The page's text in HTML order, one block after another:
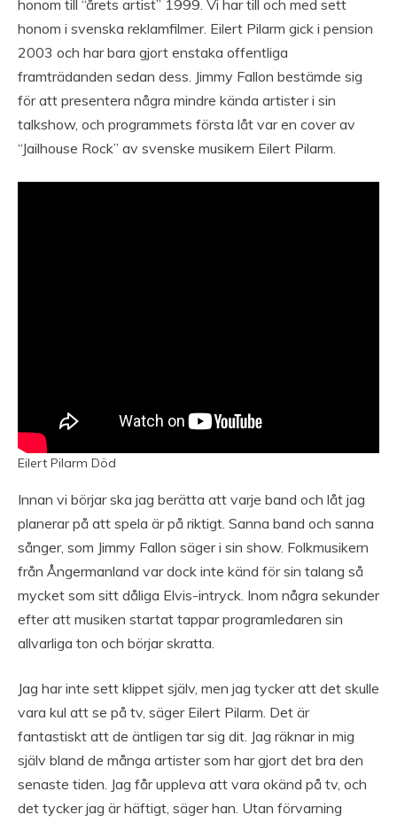
honom till “årets artist” 1999. Vi har till och med sett
honom i svenska reklamfilmer. Eilert Pilarm gick i pension
2003 och har bara gjort enstaka offentliga
framträdanden sedan dess. Jimmy Fallon bestämde sig
för att presentera några mindre kända artister i sin
talkshow, och programmets första låt var en cover av
“Jailhouse Rock” av svenske musikern Eilert Pilarm.
Eilert Pilarm Död
Innan vi börjar ska jag berätta att varje band och låt jag
planerar på att spela är på riktigt. Sanna band och sanna
sånger, som Jimmy Fallon säger i sin show. Folkmusikern
från Ångermanland var dock inte känd för sin talang så
mycket som sitt dåliga Elvis-intryck. Inom några sekunder
efter att musiken startat tappar programledaren sin
allvarliga ton och börjar skratta.
Jag har inte sett klippet själv, men jag tycker att det skulle
vara kul att se på tv, säger Eilert Pilarm. Det är
fantastiskt att de äntligen tar sig dit. Jag räknar in mig
själv bland de många artister som har gjort det bra den
senaste tiden. Jag får uppleva att vara okänd på tv, och
det tycker jag är häftigt, säger han. Utan förvarning